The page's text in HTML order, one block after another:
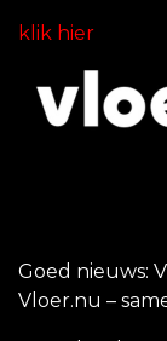
klik hier
Goed nieuws:
Vloer.nu –